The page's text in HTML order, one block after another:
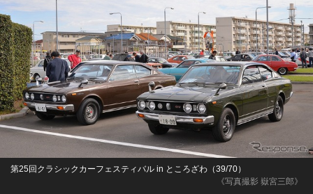
《写真撮影 嶽宮三郎》
第25回クラシックカーフェスティバル in ところざわ（39/70）